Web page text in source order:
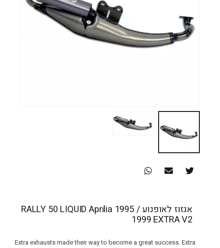
אגזוז לאופנוע RALLY 50 LIQUID Aprilia 1995 /
1999 EXTRA V2
Extra exhausts made their way to become a great success. Extra